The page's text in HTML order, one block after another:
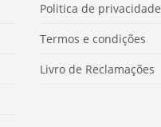
Politica de privacidade
Termos e condições
Livro de Reclamações